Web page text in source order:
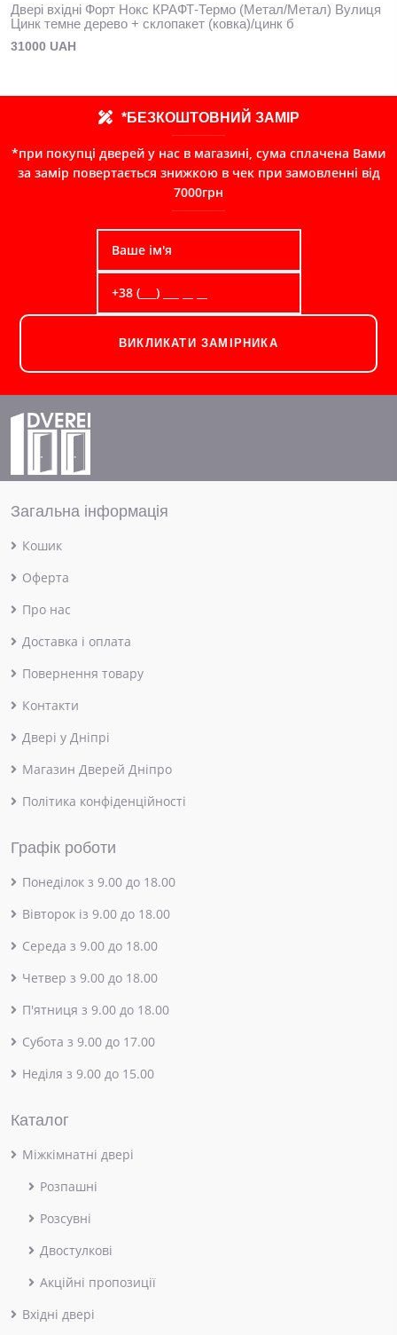
Двері вхідні Форт Нокс КРАФТ-Термо (Метал/Метал) Вулиця
Цинк темне дерево + склопакет (ковка)/цинк б
31000 UAH
*БЕЗКОШТОВНИЙ ЗАМІР
*при покупці дверей у нас в магазині, сума сплачена Вами
за замір повертається знижкою в чек при замовленні від
7000грн
ВИКЛИКАТИ ЗАМІРНИКА
Загальна інформація
Кошик
Оферта
Про нас
Доставка і оплата
Повернення товару
Контакти
Двері у Дніпрі
Магазин Дверей Дніпро
Політика конфіденційності
Графік роботи
Понеділок з 9.00 до 18.00
Вівторок із 9.00 до 18.00
Середа з 9.00 до 18.00
Четвер з 9.00 до 18.00
П'ятниця з 9.00 до 18.00
Субота з 9.00 до 17.00
Неділя з 9.00 до 15.00
Каталог
Міжкімнатні двері
Розпашні
Розсувні
Двостулкові
Акційні пропозиції
Вхідні двері